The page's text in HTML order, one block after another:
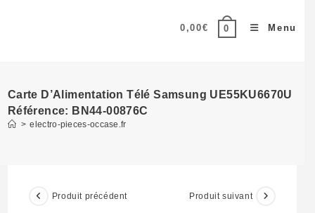
0,00€ 0 Menu
Carte D’Alimentation Télé Samsung UE55KU6670U
Référence: BN44-00876C
> electro-pieces-occase.fr
Produit précédent Produit suivant